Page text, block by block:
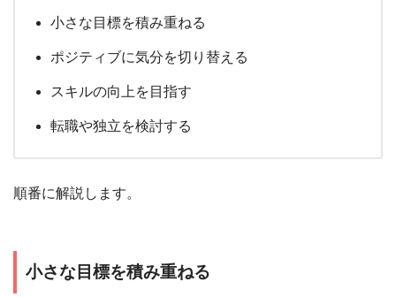
小さな目標を積み重ねる
ポジティブに気分を切り替える
スキルの向上を目指す
転職や独立を検討する
順番に解説します。
小さな目標を積み重ねる